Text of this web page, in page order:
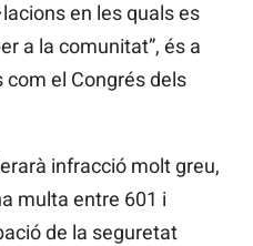
en les quals es
a la comunitat”, és a
com el Congrés dels
infracció molt greu,
multa entre 601 i
de la seguretat